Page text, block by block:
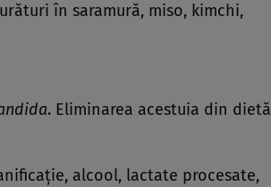
în saramură, miso, kimchi,
. Eliminarea acestuia din dietă
alcool, lactate procesate,